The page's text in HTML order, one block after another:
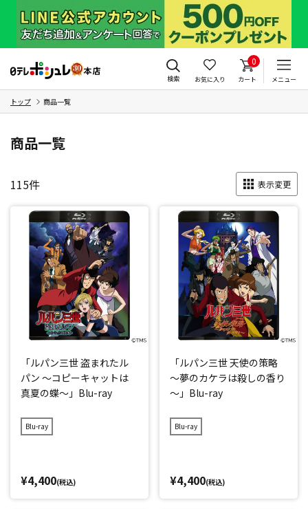
検索 お気に入り
0
カート メニュー
トップ 商品一覧
商品一覧
115件 表示変更
「ルパン三世 盗まれたル
パン ～コピーキャットは
真夏の蝶～」Blu-ray
Blu-ray
¥4,400(税込)
「ルパン三世 天使の策略
～夢のカケラは殺しの香り
～」Blu-ray
Blu-ray
¥4,400(税込)